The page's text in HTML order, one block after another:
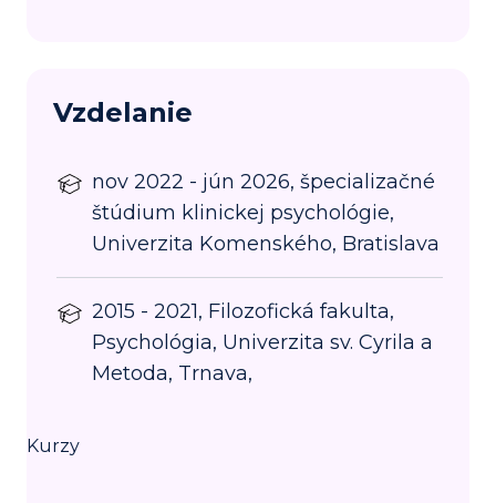
Vzdelanie
nov 2022 - jún 2026, špecializačné
štúdium klinickej psychológie,
Univerzita Komenského, Bratislava
2015 - 2021, Filozofická fakulta,
Psychológia, Univerzita sv. Cyrila a
Metoda, Trnava,
Kurzy